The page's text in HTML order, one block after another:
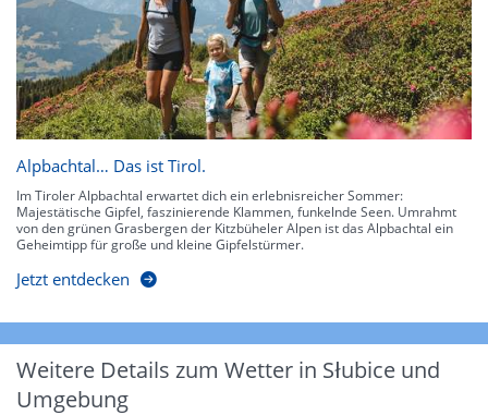
Alpbachtal… Das ist Tirol.
Im Tiroler Alpbachtal erwartet dich ein erlebnisreicher Sommer:
Majestätische Gipfel, faszinierende Klammen, funkelnde Seen. Umrahmt
von den grünen Grasbergen der Kitzbüheler Alpen ist das Alpbachtal ein
Geheimtipp für große und kleine Gipfelstürmer.
Jetzt entdecken
Weitere Details zum Wetter in Słubice und
Umgebung